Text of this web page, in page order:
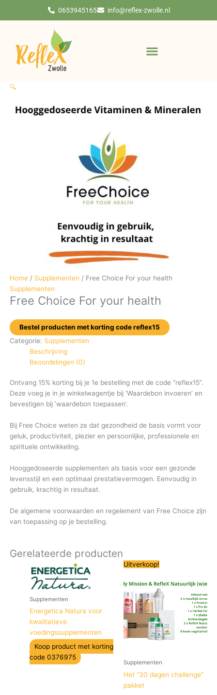
0653945165 info@reflex-zwolle.nl
🔍
Home / Supplementen / Free Choice For your health
Supplementen
Free Choice For your health
Bestel producten met korting code reflex15
Categorie: Supplementen
Beschrijving
Beoordelingen (0)
Ontvang 15% korting bij je 1e bestelling met de code “reflex15”.
Deze voeg je in je winkelwagentje bij ‘Waardebon invoeren’ en
bevestigen bij ‘waardebon toepassen’.
Bij Free Choice weten ze dat gezondheid de basis vormt voor
geluk, productiviteit, plezier en persoonlijke, professionele en
spirituele ontwikkeling.
Hooggedoseerde supplementen als basis voor een gezonde
levensstijl en een optimaal prestatievermogen. Eenvoudig in
gebruik, krachtig in resultaat.
De algemene voorwaarden en regelement van Free Choice zijn
van toepassing op je bestelling.
Gerelateerde producten
Supplementen
Energetica Natura voor
kwalitatieve
voedingssupplementen
Koop product met korting
code 0376975
Uitverkoop!
Supplementen
Het “30 dagen challenge”
pakket
Oorspronkelijke
prijs
€ 463,20.€ 246,70.